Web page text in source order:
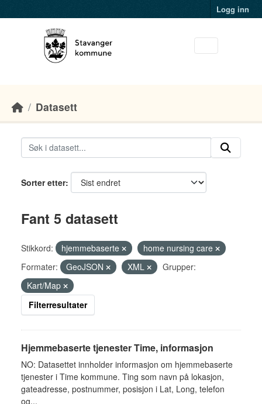
Logg inn
Datasett
Sorter etter
Fant 5 datasett
Stikkord: hjemmebaserte
home nursing care
Formater:
GeoJSON XML
Grupper:
Kart/Map
Filterresultater
Hjemmebaserte tjenester Time, informasjon
NO: Datasettet innholder informasjon om hjemmebaserte
tjenester i Time kommune. Ting som navn på lokasjon,
gateadresse, postnummer, posisjon i Lat, Long, telefon
og...